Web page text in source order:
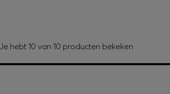
Je hebt 10 van 10 producten bekeken